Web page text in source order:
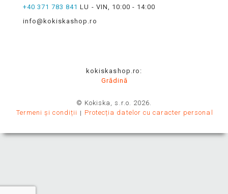
+40 371 783 841 LU - VIN, 10:00 - 14:00
info@kokiskashop.ro
kokiskashop.ro:
Grădină
© Kokiska, s.r.o. 2026.
Termeni și condiții
Protecția datelor cu caracter personal